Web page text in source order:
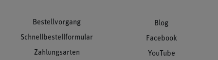
Bestellvorgang
Schnellbestellformular
Zahlungsarten
Blog
Facebook
YouTube